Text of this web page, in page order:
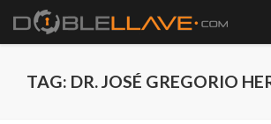
TAG: DR. JOSÉ GREGORIO